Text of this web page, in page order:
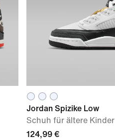
Jordan Spizike Low
Schuh für ältere Kinder
124,99 €